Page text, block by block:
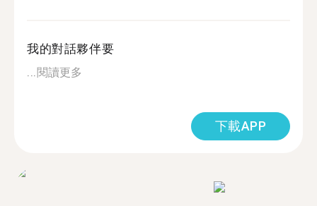
我的對話夥伴要
...閱讀更多
下載APP